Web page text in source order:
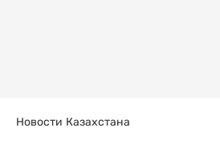
Новости Казахстана